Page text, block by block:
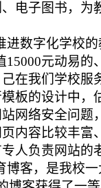
电子图书，为
进数字化学校
15000元动易的
在我们学校服
板的设计中，
网络安全问题
内容比较丰富
人负责网站的
博客，是我校